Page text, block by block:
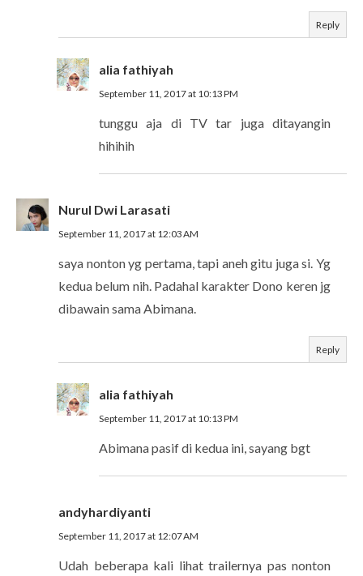
Reply
alia fathiyah
September 11, 2017 at 10:13 PM
tunggu aja di TV tar juga ditayangin
hihihih
Nurul Dwi Larasati
September 11, 2017 at 12:03 AM
saya nonton yg pertama, tapi aneh gitu juga si. Yg
kedua belum nih. Padahal karakter Dono keren jg
dibawain sama Abimana.
Reply
alia fathiyah
September 11, 2017 at 10:13 PM
Abimana pasif di kedua ini, sayang bgt
andyhardiyanti
September 11, 2017 at 12:07 AM
Udah beberapa kali lihat trailernya pas nonton